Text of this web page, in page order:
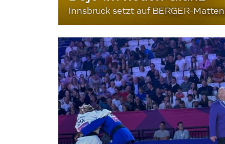
Innsbruck setzt auf BERGER-Matten